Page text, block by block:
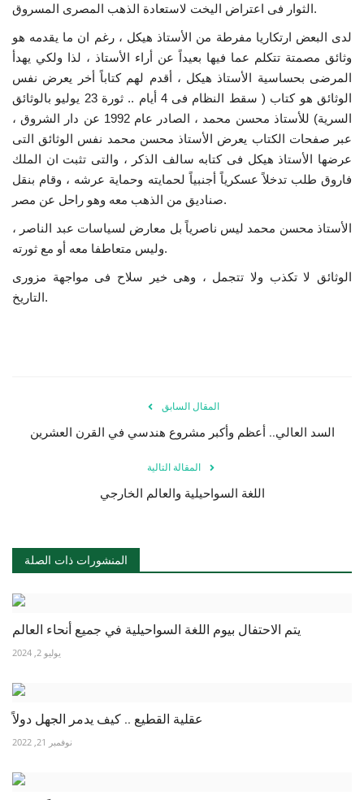
الثوار فى اعتراض اليخت لاستعادة الذهب المصرى المسروق.
لدى البعض ارتكاريا مفرطة من الأستاذ هيكل ، رغم ان ما يقدمه هو
وثائق مصمتة تتكلم عما فيها بعيداً عن أراء الأستاذ ، لذا ولكي يهدأ
المرضى بحساسية الأستاذ هيكل ، أقدم لهم كتاباً أخر يعرض نفس
الوثائق هو كتاب ( سقط النظام فى 4 أيام .. ثورة 23 يوليو بالوثائق
السرية) للأستاذ محسن محمد ، الصادر عام 1992 عن دار الشروق ،
عبر صفحات الكتاب يعرض الأستاذ محسن محمد نفس الوثائق التى
عرضها الأستاذ هيكل فى كتابه سالف الذكر ، والتى تثبت ان الملك
فاروق طلب تدخلاً عسكرياً أجنبياً لحمايته وحماية عرشه ، وقام بنقل
صناديق من الذهب معه وهو راحل عن مصر.
الأستاذ محسن محمد ليس ناصرياً بل معارض لسياسات عبد الناصر ،
وليس متعاطفا معه أو مع ثورته.
الوثائق لا تكذب ولا تتجمل ، وهى خير سلاح فى مواجهة مزورى
التاريخ.
المقال السابق
السد العالي.. أعظم وأكبر مشروع هندسي في القرن العشرين
المقالة التالية
اللغة السواحيلية والعالم الخارجي
المنشورات ذات الصلة
يتم الاحتفال بيوم اللغة السواحيلية في جميع أنحاء العالم
يوليو 2, 2024
عقلية القطيع .. كيف يدمر الجهل دولاً
نوفمبر 21, 2022